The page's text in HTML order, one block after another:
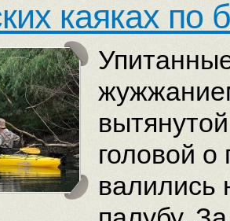
каяках по
головой
валились